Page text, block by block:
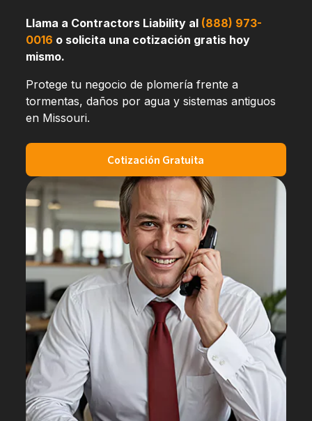
Llama a Contractors Liability al (888) 973-
0016 o solicita una cotización gratis hoy
mismo.
Protege tu negocio de plomería frente a
tormentas, daños por agua y sistemas antiguos
en Missouri.
Cotización Gratuita